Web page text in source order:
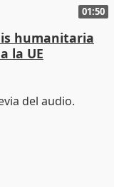
01:50
humanitaria
la UE